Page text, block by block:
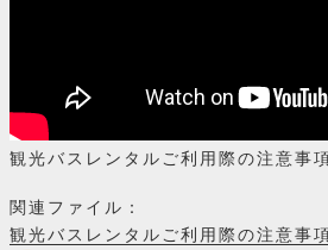
観光バスレンタルご利用際の注意事
関連ファイル：
観光バスレンタルご利用際の注意事